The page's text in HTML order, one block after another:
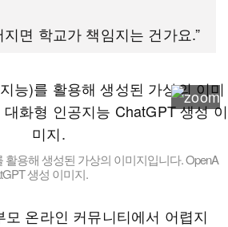
면 학교가 책임지는 건가요.”
활용해 생성된 가상의 이미지입니다. OpenA
생성 이미지.
온라인 커뮤니티에서 어렵지